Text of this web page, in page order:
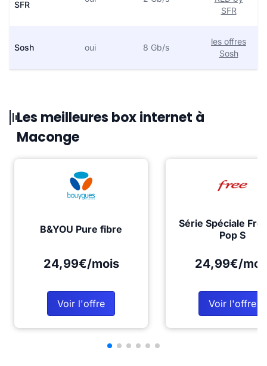
SFR
SFR
Sosh oui 8 Gb/s
les offres
Sosh
Les meilleures box internet à
Maconge
B&YOU Pure fibre
24,99€/mois
Voir l'offre
Série Spéciale
Pop S
24,99€/
Voir l'offre